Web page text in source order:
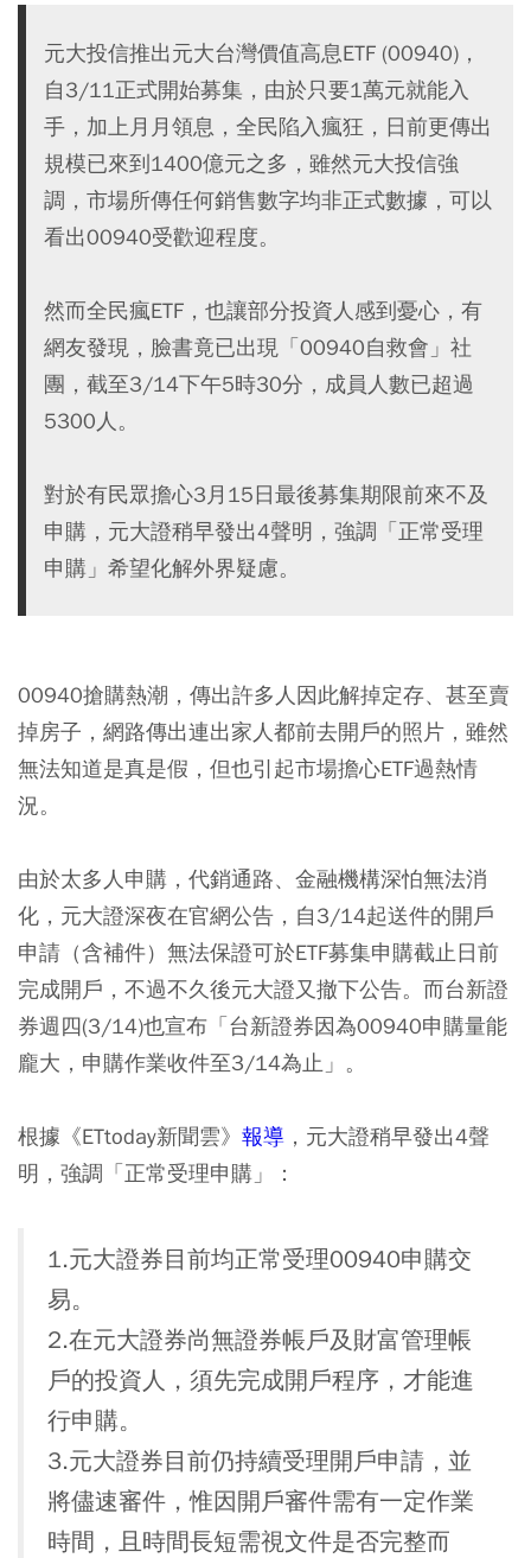
元大投信推出元大台灣價值高息ETF (00940)，
自3/11正式開始募集，由於只要1萬元就能入
手，加上月月領息，全民陷入瘋狂，日前更傳出
規模已來到1400億元之多，雖然元大投信強
調，市場所傳任何銷售數字均非正式數據，可以
看出00940受歡迎程度。
然而全民瘋ETF，也讓部分投資人感到憂心，有
網友發現，臉書竟已出現「00940自救會」社
團，截至3/14下午5時30分，成員人數已超過
5300人。
對於有民眾擔心3月15日最後募集期限前來不及
申購，元大證稍早發出4聲明，強調「正常受理
申購」希望化解外界疑慮。
00940搶購熱潮，傳出許多人因此解掉定存、甚至賣
掉房子，網路傳出連出家人都前去開戶的照片，雖然
無法知道是真是假，但也引起市場擔心ETF過熱情
況。
由於太多人申購，代銷通路、金融機構深怕無法消
化，元大證深夜在官網公告，自3/14起送件的開戶
申請（含補件）無法保證可於ETF募集申購截止日前
完成開戶，不過不久後元大證又撤下公告。而台新證
券週四(3/14)也宣布「台新證券因為00940申購量能
龐大，申購作業收件至3/14為止」。
根據《ETtoday新聞雲》 報導 ，元大證稍早發出4聲
明，強調「正常受理申購」：
1.元大證券目前均正常受理00940申購交
易。
2.在元大證券尚無證券帳戶及財富管理帳
戶的投資人，須先完成開戶程序，才能進
行申購。
3.元大證券目前仍持續受理開戶申請，並
將儘速審件，惟因開戶審件需有一定作業
時間，且時間長短需視文件是否完整而